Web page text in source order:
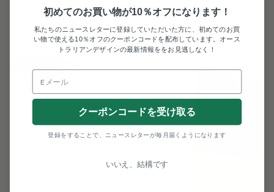
初めてのお買い物が10％オフになります！
私たちのニュースレターに登録していただいた方に、初めてのお買
い物で使える10％オフのクーポンコードを配布しています。オース
トラリアンデザインの最新情報ををお見逃しなく！
クーポンコードを受け取る
登録をすることで、ニュースレターが毎月届くようになります
いいえ、結構です